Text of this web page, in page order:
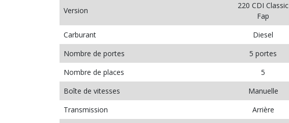
Version
220 CDI Classic
Fap
Carburant
Diesel
Nombre de portes
5 portes
Nombre de places
5
Boîte de vitesses
Manuelle
Transmission
Arrière